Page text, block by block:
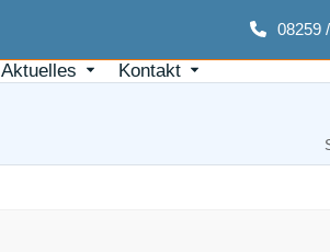
08259
Aktuelles Kontakt